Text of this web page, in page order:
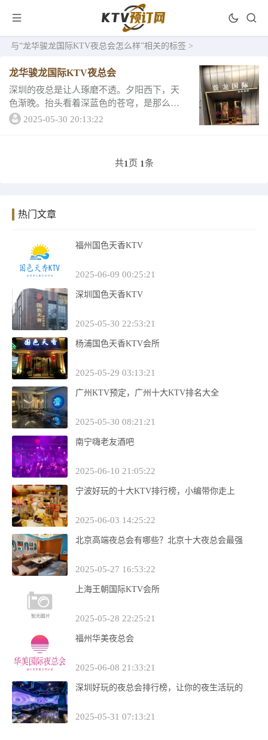
与“龙华骏龙国际KTV夜总会怎么样”相关的标签 >
龙华骏龙国际KTV夜总会
深圳的夜总是让人琢磨不透。夕阳西下，天
色渐晚。抬头看着深蓝色的苍穹，是那么的
温柔，柔和的明悦挂在天空中，让人觉得十
2025-05-30 20:13:22
共1 页 1条
热门文章
福州国色天香KTV
2025-06-09 00:25:21
深圳国色天香KTV
2025-05-30 22:53:21
杨浦国色天香KTV会所
2025-05-29 03:13:21
广州KTV预定，广州十大KTV排名大全
2025-05-30 08:21:21
南宁嗨老友酒吧
2025-06-10 21:05:22
宁波好玩的十大KTV排行榜，小编带你走上
2025-06-03 14:25:22
北京高端夜总会有哪些？北京十大夜总会最强
2025-05-27 16:53:22
上海王朝国际KTV会所
2025-05-28 22:25:21
福州华美夜总会
2025-06-08 21:33:21
深圳好玩的夜总会排行榜，让你的夜生活玩的
2025-05-31 07:13:21